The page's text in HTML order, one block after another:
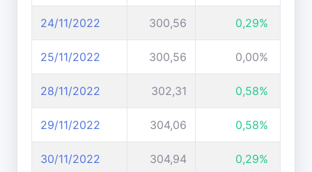
24/11/2022 300,56 0,29%
25/11/2022 300,56 0,00%
28/11/2022 302,31 0,58%
29/11/2022 304,06 0,58%
30/11/2022 304,94 0,29%